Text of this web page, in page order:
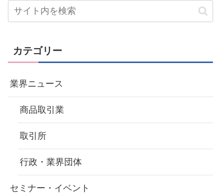
カテゴリー
業界ニュース
商品取引業
取引所
行政・業界団体
セミナー・イベント